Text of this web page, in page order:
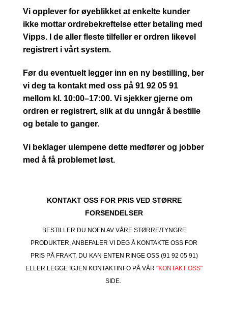
Vi opplever for øyeblikket at enkelte kunder
ikke mottar ordrebekreftelse etter betaling med
Vipps. I de aller fleste tilfeller er ordren likevel
registrert i vårt system.
Før du eventuelt legger inn en ny bestilling, ber
vi deg ta kontakt med oss på 91 92 05 91
mellom kl. 10:00–17:00. Vi sjekker gjerne om
ordren er registrert, slik at du unngår å bestille
og betale to ganger.
Vi beklager ulempene dette medfører og jobber
med å få problemet løst.
KONTAKT OSS FOR PRIS VED STØRRE
FORSENDELSER
BESTILLER DU NOEN AV VÅRE STØRRE/TYNGRE
PRODUKTER, ANBEFALER VI DEG Å KONTAKTE OSS FOR
PRIS PÅ FRAKT. DU KAN ENTEN RINGE OSS (91 92 05 91)
ELLER LEGGE IGJEN KONTAKTINFO PÅ VÅR "KONTAKT OSS"
SIDE.